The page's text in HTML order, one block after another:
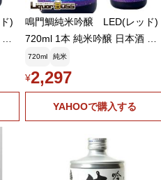
)
鳴門鯛純米吟醸 LED(レッド)
720ml 1本 純米吟醸 日本酒 徳
島 ご注文は12本まで同梱可能
720ml 純米
¥2,297
YAHOOで購入する